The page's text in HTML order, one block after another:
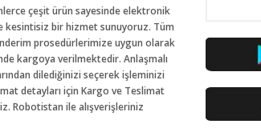
çeşit ürün sayesinde elektronik
kesintisiz bir hizmet sunuyoruz. Tüm
prosedürlerimize uygun olarak
kargoya verilmektedir. Anlaşmalı
dilediğinizi seçerek işleminizi
detayları için Kargo ve Teslimat
Robotistan ile alışverişleriniz